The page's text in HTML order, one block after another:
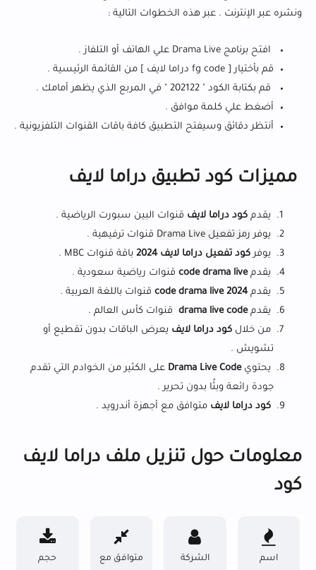
ونشره عبر الإنترنت . عبر هذه الخطوات التالية :
افتح برنامج Drama Live علي الهاتف أو التلفاز .
قم بأختيار [ fg code دراما لايف ] من القائمة الرئيسية .
قم بكتابة الكود " 202122 " في المربع الذي يظهر أمامك .
أضغط علي كلمة موافق .
أنتظر دقائق وسيفتح التطبيق كافة باقات القنوات التلفزيونية .
مميزات كود تطبيق دراما لايف
يقدم كود دراما لايف قنوات البين سبورت الرياضية .
يوفر رمز تفعيل Drama Live
قنوات ترفيهية .
يوفر كود تفعيل دراما لايف 2024
باقة قنوات MBC .
يقدمcode drama live قنوات رياضية سعودية .
يقدمcode drama live 2024 قنوات باللغة العربية .
يقدمdrama live code قنوات كأس العالم .
من خلال كود دراما لايف يعرض الباقات بدون تقطيع أو
تشويش .
يحتويDrama Live Code على الكثير من الخوادم التي تقدم
جودة رائعة وبثًا بدون تحرير .
كود دراما لايف متوافق مع أجهزة أندرويد .
معلومات حول تنزيل ملف دراما لايف
كود
اسم الشركة متوافق مع حجم